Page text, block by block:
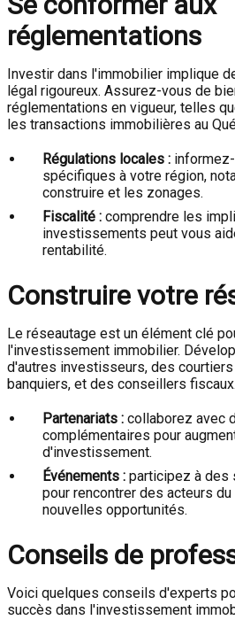
réglementations
Investir dans l'immobilier implique
légal rigoureux. Assurez-vous de
réglementations en vigueur, telles
les transactions immobilières au
Régulations locales :
spécifiques à votre région,
construire et les zonages.
Fiscalité : comprendre les
investissements peut vous
rentabilité.
Construire votre
Le réseautage est un élément clé
l'investissement immobilier.
d'autres investisseurs, des
banquiers, et des conseillers fiscaux.
Partenariats : collaborez avec
complémentaires pour
d'investissement.
Événements : participez à des
pour rencontrer des acteurs
nouvelles opportunités.
Conseils de
Voici quelques conseils d'experts
succès dans l'investissement